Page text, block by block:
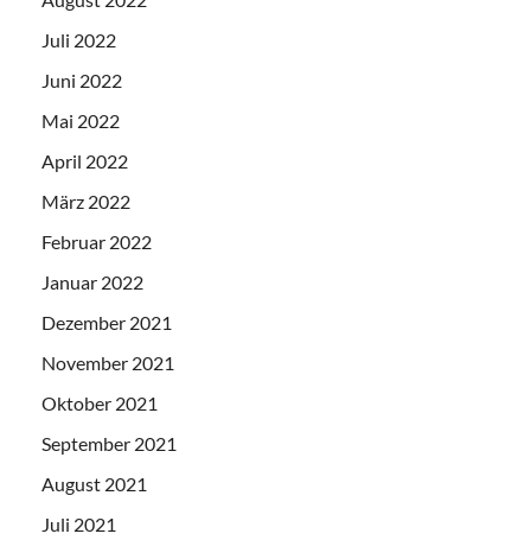
Juli 2022
Juni 2022
Mai 2022
April 2022
März 2022
Februar 2022
Januar 2022
Dezember 2021
November 2021
Oktober 2021
September 2021
August 2021
Juli 2021